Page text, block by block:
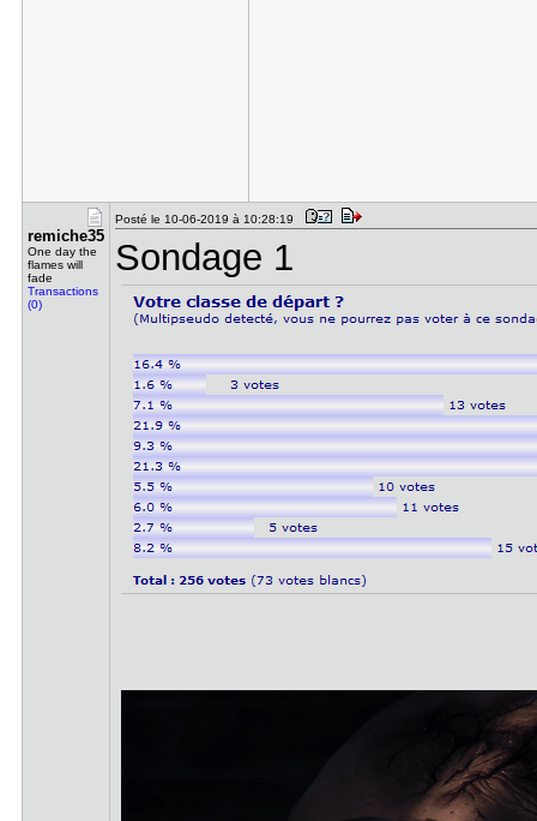
remiche35
One day the
flames will
fade
Transactions
(0)
Posté le 10-06-2019 à 10:28:19
Sondage 1